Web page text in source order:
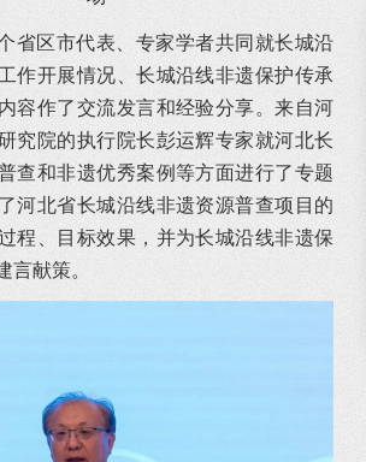
省区市代表、专家学者共同就长城沿
作开展情况、长城沿线非遗保护传承
容作了交流发言和经验分享。来自河
究院的执行院长彭运辉专家就河北长
查和非遗优秀案例等方面进行了专题
河北省长城沿线非遗资源普查项目的
程、目标效果，并为长城沿线非遗保
言献策。